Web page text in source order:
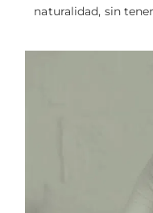
naturalidad, sin